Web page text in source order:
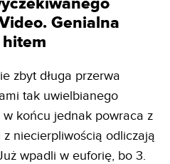
Genialna
zbyt długa przerwa
tak uwielbianego
końcu jednak powraca z
niecierpliwością odliczają
wpadli w euforię, bo 3.